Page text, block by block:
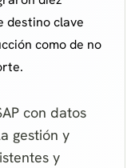
destino clave
como de no
con datos
gestión y
y